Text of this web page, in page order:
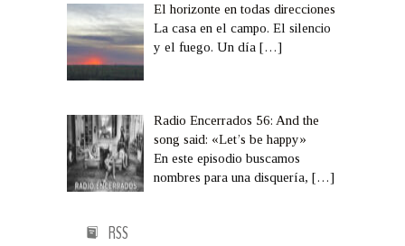
El horizonte en todas direcciones
La casa en el campo. El silencio
y el fuego. Un día[…]
Radio Encerrados 56: And the
song said: «Let’s be happy»
En este episodio buscamos
nombres para una disquería,[…]
RSS